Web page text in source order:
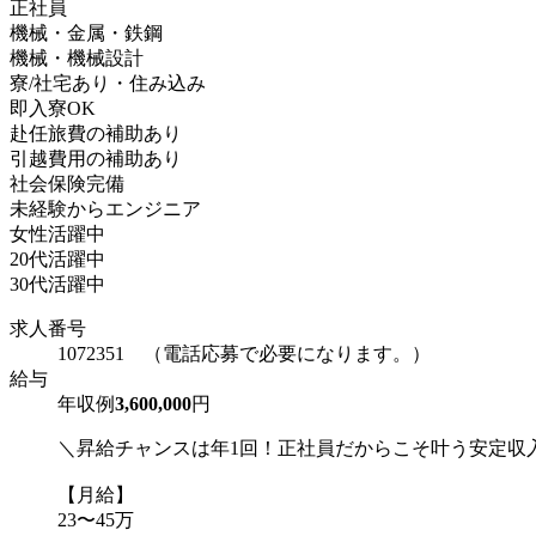
正社員
機械・金属・鉄鋼
機械・機械設計
寮/社宅あり・住み込み
即入寮OK
赴任旅費の補助あり
引越費用の補助あり
社会保険完備
未経験からエンジニア
女性活躍中
20代活躍中
30代活躍中
求人番号
1072351 （電話応募で必要になります。）
給与
年収例3,600,000円
＼昇給チャンスは年1回！正社員だからこそ叶う安定
【月給】
23〜45万